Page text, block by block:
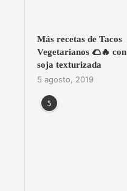
Más recetas de Tacos
Vegetarianos 🌮🔥 con
soja texturizada
5 agosto, 2019
5